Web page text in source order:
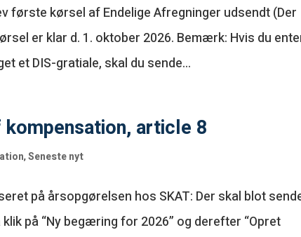
første kørsel af Endelige Afregninger udsendt (Der
er klar d. 1. oktober 2026. Bemærk: Hvis du
et DIS-gratiale, skal du sende...
article 8
,Seneste nyt
på årsopgørelsen hos SKAT: Der skal blot
på “Ny begæring for 2026” og derefter “Opret